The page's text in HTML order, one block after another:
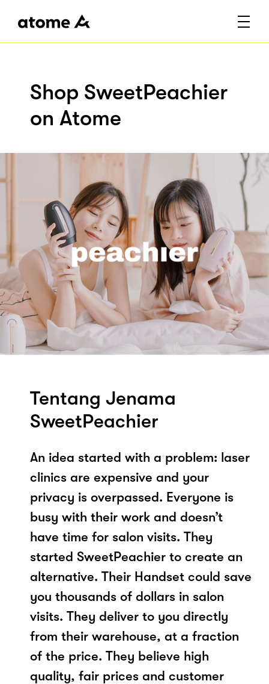
Shop SweetPeachier
on Atome
Tentang Jenama
SweetPeachier
An idea started with a problem: laser
clinics are expensive and your
privacy is overpassed. Everyone is
busy with their work and doesn’t
have time for salon visits. They
started SweetPeachier to create an
alternative. Their Handset could save
you thousands of dollars in salon
visits. They deliver to you directly
from their warehouse, at a fraction
of the price. They believe high
quality, fair prices and customer